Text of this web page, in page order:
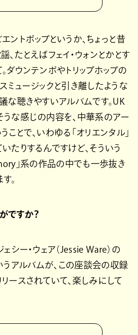
ントポップというか、ちょっと昔
、たとえばフェイ・ウォンとかとす
ダウンテンポやトリップホップの
ミュージックと引き離したような
な聴きやすいアルバムです。UK
うな感じの内容を、中華系のアー
ことで、いわゆる「オリエンタル」
たりするんですけど、そういう
」系の作品の中でも一歩抜き
。
ですか？
ェシー・ウェア（Jessie Ware）の
うアルバムが、この座談会の収録
ースされていて、楽しみにして